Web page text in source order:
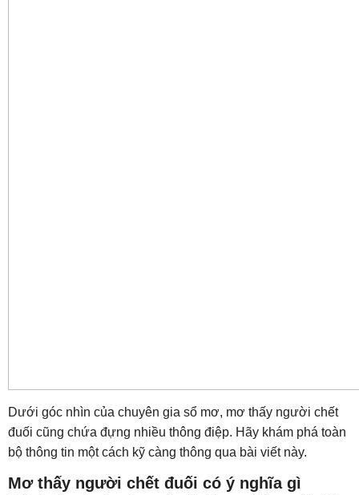
Dưới góc nhìn của chuyên gia sổ mơ, mơ thấy người chết
đuối cũng chứa đựng nhiều thông điệp. Hãy khám phá toàn
bộ thông tin một cách kỹ càng thông qua bài viết này.
Mơ thấy người chết đuối có ý nghĩa gì